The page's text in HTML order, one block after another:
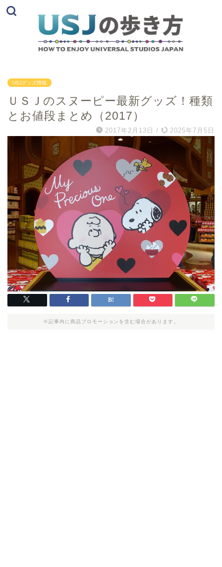
USJグッズ情報
ＵＳＪのスヌーピー最新グッズ！種類
とお値段まとめ（2017）
2017年2月13日 / 2025年7月5日
※記事内に商品プロモーションを含む場合があります。